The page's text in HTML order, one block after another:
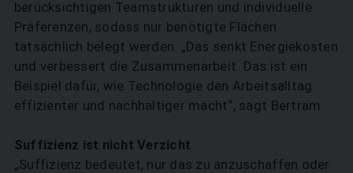
berücksichtigen Teamstrukturen und individuelle
Präferenzen, sodass nur benötigte Flächen
tatsächlich belegt werden. „Das senkt Energiekosten
und verbessert die Zusammenarbeit. Das ist ein
Beispiel dafür, wie Technologie den Arbeitsalltag
effizienter und nachhaltiger macht“, sagt Bertram.
Suffizienz ist nicht Verzicht
„Suffizienz bedeutet, nur das zu anzuschaffen oder